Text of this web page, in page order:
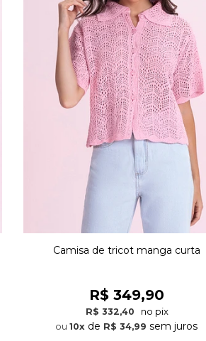
Camisa de tricot manga curta
R$ 349,90
R$ 332,40 no pix
10x de R$ 34,99 sem juros